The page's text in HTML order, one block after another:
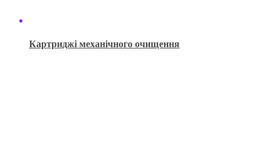
Картриджі механічного очищення